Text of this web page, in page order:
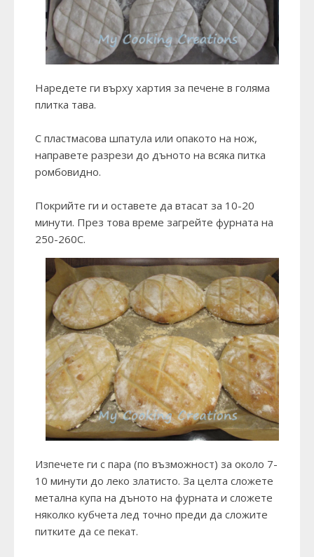
Наредете ги върху хартия за печене в голяма
плитка тава.
С пластмасова шпатула или опакото на нож,
направете разрези до дъното на всяка питка
ромбовидно.
Покрийте ги и оставете да втасат за 10-20
минути. През това време загрейте фурната на
250-260С.
Изпечете ги с пара (по възможност) за около 7-
10 минути до леко златисто. За целта сложете
метална купа на дъното на фурната и сложете
няколко кубчета лед точно преди да сложите
питките да се пекат.